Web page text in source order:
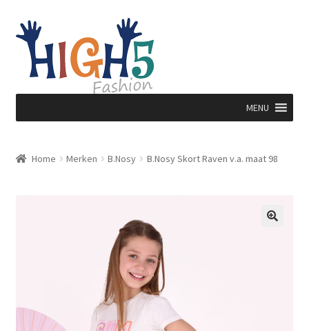
Ga
door
naar
navigatie
Ga
direct
naar
inhoud
MENU
Home Merken B.Nosy B.Nosy Skort Raven v.a. maat 98